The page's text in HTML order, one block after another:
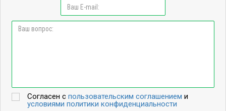
Согласен спользовательским соглашением и
условиями политики конфиденциальности